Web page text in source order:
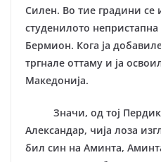
Силен. Во тие градини се
студенилото
Бермион. Кога ја
тргнале оттаму и ја
Македонија.
Значи, од тој Пердика
Александар, чија лоза
бил син на Аминта,